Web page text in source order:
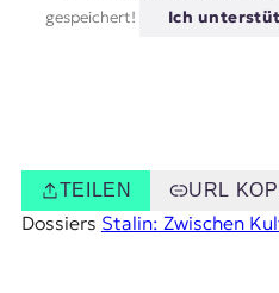
gespeichert!
Ich
TEILEN URL
Dossiers Stalin: Zwischen